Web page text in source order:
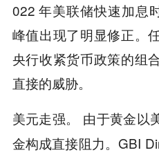
022 年美联储快速加息
峰值出现了明显修正。
央行收紧货币政策的组
直接的威胁。
美元走强。 由于黄金以
金构成直接阻力。GBI